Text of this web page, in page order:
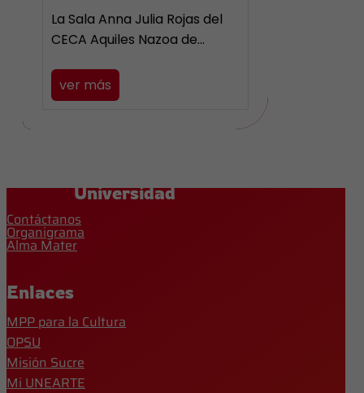
La Sala Anna Julia Rojas del
CECA Aquiles Nazoa de…
ver más
Universidad
Contáctanos
Organigrama
Alma Mater
Enlaces
MPP para la Cultura
OPSU
Misión Sucre
Mi UNEARTE